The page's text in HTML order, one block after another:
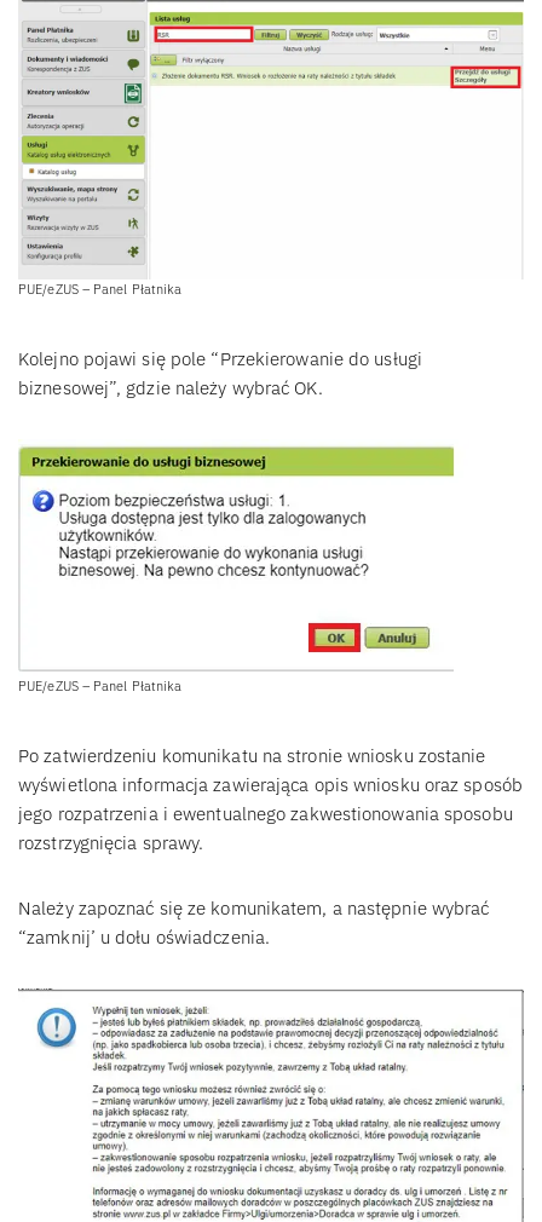
PUE/eZUS – Panel Płatnika
Kolejno pojawi się pole “Przekierowanie do usługi
biznesowej”, gdzie należy wybrać OK.
PUE/eZUS – Panel Płatnika
Po zatwierdzeniu komunikatu na stronie wniosku zostanie
wyświetlona informacja zawierająca opis wniosku oraz sposób
jego rozpatrzenia i ewentualnego zakwestionowania sposobu
rozstrzygnięcia sprawy.
Należy zapoznać się ze komunikatem, a następnie wybrać
“zamknij’ u dołu oświadczenia.